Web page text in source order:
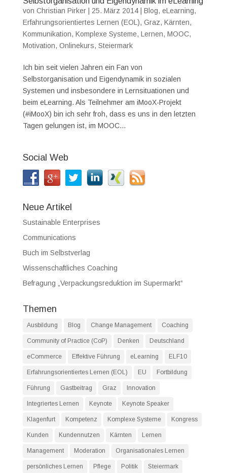
von Christian Pirker| 25. März 2014| Blog, eLearning,
Erfahrungsorientiertes Lernen (EOL), Graz, Kärnten,
Kommunikation, Komplexe Systeme, Lernen, MOOC,
Motivation, Onlinekurs, Steiermark
Ich bin seit vielen Jahren ein Fan von
Selbstorganisation und Eigendynamik in sozialen
Systemen und insbesondere in Lernsituationen und
beim eLearning. Als Teilnehmer am iMooX-Projekt
(#iMooX) bin ich sehr froh, dass es uns in den letzten
Tagen gelungen ist, im MOOC...
Social Web
Neue Artikel
Sustainable Enterprises
Communications
Buch im Selbstverlag
Wissenschaftliches Coaching
Befragung „Verpackungsreduktion im Supermarkt“
Themen
Ausbildung Blog Change Management Coaching
Community of Practice (CoP) Denken Deutschland
eCommerce Effektive Führung eLearning ELF10
Erfahrungsorientiertes Lernen (EOL) EU Fortbildung
Führung Gastbeitrag Graz Innovation
Integriertes Lernen Keynote Keynote Speaker
Klagenfurt Kompetenz Komplexe Systeme Kongress
Kunden Kundennutzen Kärnten Lernen
Management Moderation Organisationales Lernen
persönliches Lernen Pflege Politik Steiermark